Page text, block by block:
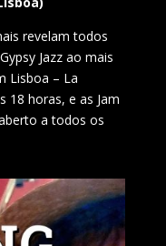
revelam todos
Jazz ao mais
Lisboa – La
18 horas, e as Jam
a todos os